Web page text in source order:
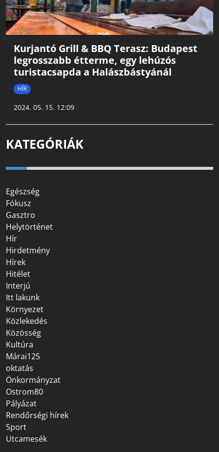
Kurjantó Grill & BBQ Terasz: Budapest
legrosszabb étterme, egy lehúzós
turistacsapda a Halászbástyánál
HÍR
2024. 05. 15. 12:09
KATEGÓRIÁK
Egészség
Fókusz
Gasztro
Helytörténet
Hír
Hirdetmény
Hírek
Hitélet
Interjú
Itt lakunk
Környezet
Közlekedés
Közösség
Kultúra
Márai125
oktatás
Önkormányzat
Ostrom80
Pályázat
Rendőrségi hírek
Sport
Utcamesék